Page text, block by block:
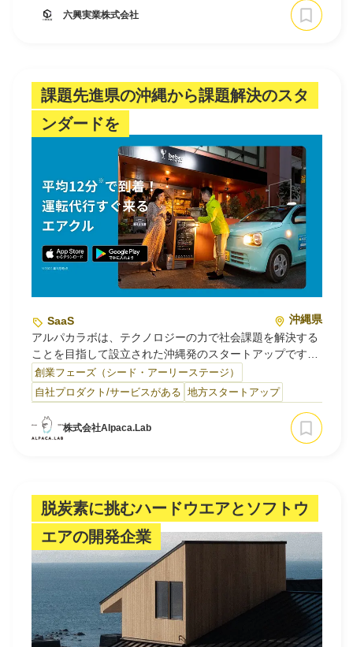
2025年10月には千葉県富里市の株式会社北総運輸をグル
ープ化し、みずからデータに基づいた運送業経営も実践し
六興実業株式会社
課題先進県の沖縄から課題解決のスタ
ンダードを
SaaS
沖縄県
アルパカラボは、テクノロジーの力で社会課題を解決する
ことを目指して設立された沖縄発のスタートアップです。
私たちは、まず沖縄で大きな問題になっている飲酒運転と
運転代行の課題解決に着手することにしました。
運転代行業界は非効率的な業務形態や過度な価格競争で圧
迫された市場など、課題が山積しています。これまで利用
創業フェーズ（シード・アーリーステージ）
自社プロダクト/サービスがある 地方スタートアップ
株式会社Alpaca.Lab
脱炭素に挑むハードウエアとソフトウ
エアの開発企業